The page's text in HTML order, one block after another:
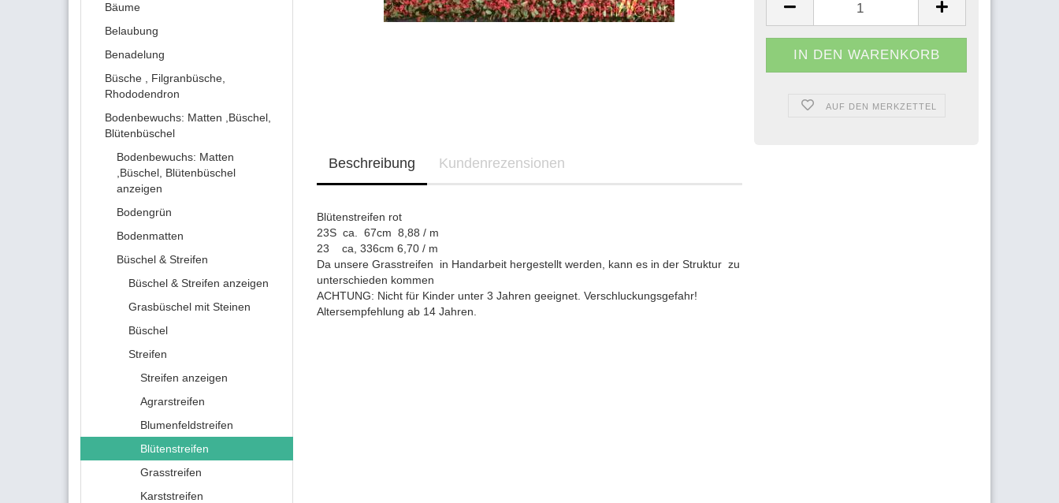
AUF DEN MERKZETTEL
Beschreibung Kundenrezensionen
Blütenstreifen rot
23S ca. 67cm 8,88 / m
23 ca, 336cm 6,70 / m
Da unsere Grasstreifen in Handarbeit hergestellt werden, kann es in der Struktur zu
unterschieden kommen
ACHTUNG: Nicht für Kinder unter 3 Jahren geeignet. Verschluckungsgefahr!
Altersempfehlung ab 14 Jahren.
Bäume
Belaubung
Benadelung
Büsche , Filgranbüsche,
Rhododendron
Bodenbewuchs: Matten ,Büschel,
Blütenbüschel
Bodenbewuchs: Matten
,Büschel, Blütenbüschel
anzeigen
Bodengrün
Bodenmatten
Büschel & Streifen
Büschel & Streifen anzeigen
Grasbüschel mit Steinen
Büschel
Streifen
Streifen anzeigen
Agrarstreifen
Blumenfeldstreifen
Blütenstreifen
Grasstreifen
Karststreifen